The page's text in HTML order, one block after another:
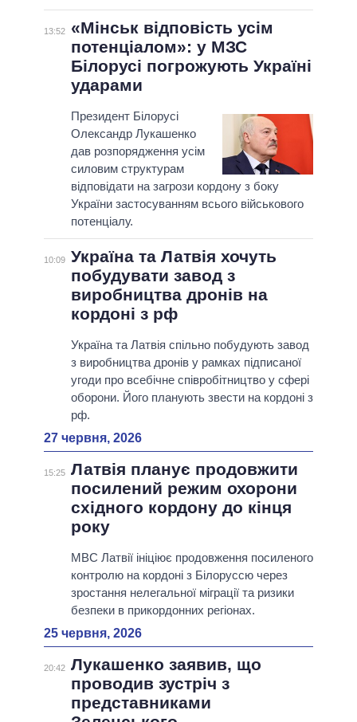
13:52
«Мінськ відповість усім
потенціалом»: у МЗС
Білорусі погрожують Україні
ударами
Президент Білорусі
Олександр Лукашенко
дав розпорядження усім
силовим структурам
відповідати на загрози кордону з боку
України застосуванням всього військового
потенціалу.
10:09 Україна та Латвія хочуть
побудувати завод з
виробництва дронів на
кордоні з рф
Україна та Латвія спільно побудують завод
з виробництва дронів у рамках підписаної
угоди про всебічне співробітництво у сфері
оборони. Його планують звести на кордоні з
рф.
27 червня, 2026
15:25 Латвія планує продовжити
посилений режим охорони
східного кордону до кінця
року
МВС Латвії ініціює продовження посиленого
контролю на кордоні з Білоруссю через
зростання нелегальної міграції та ризики
безпеки в прикордонних регіонах.
25 червня, 2026
20:42 Лукашенко заявив, що
проводив зустріч з
представниками